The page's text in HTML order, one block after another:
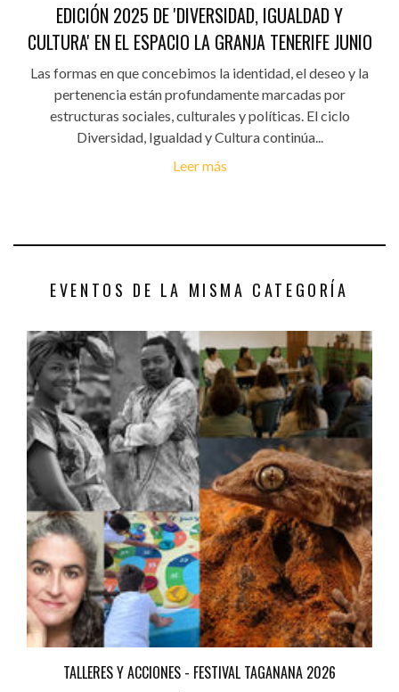
EDICIÓN 2025 DE 'DIVERSIDAD, IGUALDAD Y
CULTURA' EN EL ESPACIO LA GRANJA TENERIFE JUNIO
Las formas en que concebimos la identidad, el deseo y la
pertenencia están profundamente marcadas por
estructuras sociales, culturales y políticas. El ciclo
Diversidad, Igualdad y Cultura continúa...
Leer más
EVENTOS DE LA MISMA CATEGORÍA
TALLERES Y ACCIONES - FESTIVAL TAGANANA 2026